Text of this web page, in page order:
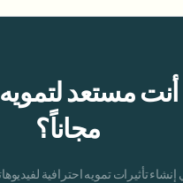
مستعد
مجاناً؟
إنشاء تأثيرات تمويه احترافية